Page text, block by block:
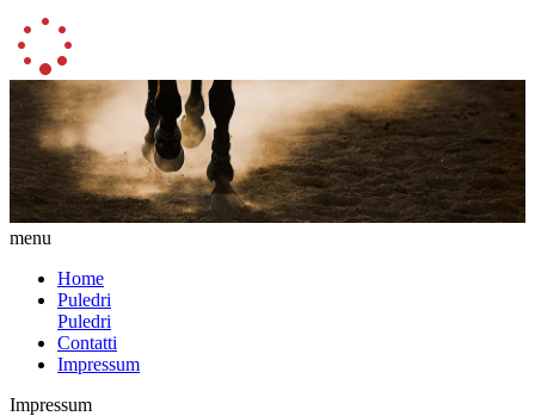
menu
Home
Puledri
Puledri
Contatti
Impressum
Impressum